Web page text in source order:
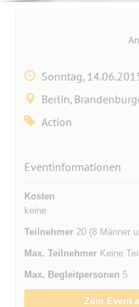
Sonntag,
Berlin,
Action
Eventinformationen
Kosten
keine
Teilnehmer20 (8 Männer
Max. TeilnehmerKeine
Max. Begleitpersonen 5
Zum Event